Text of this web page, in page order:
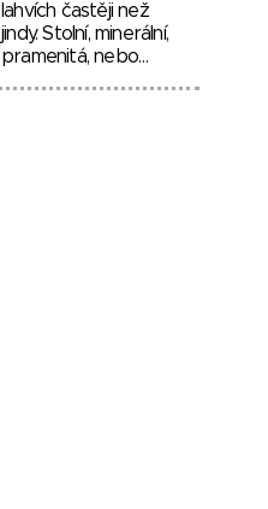
lahvích častěji než
jindy. Stolní, minerální,
pramenitá, nebo…